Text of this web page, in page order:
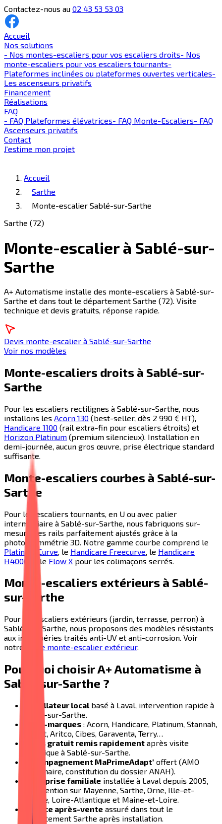
Contactez-nous au 02 43 53 53 03
Accueil
Nos solutions
- Nos montes-escaliers pour vos escaliers droits- Nos
monte-escaliers pour vos escaliers tournants-
Plateformes inclinées ou plateformes ouvertes verticales-
Les ascenseurs privatifs
Financement
Réalisations
FAQ
- FAQ Plateformes élévatrices- FAQ Monte-Escaliers- FAQ
Ascenseurs privatifs
Contact
J'estime mon projet
Accueil
Sarthe
Monte-escalier Sablé-sur-Sarthe
Sarthe (72)
Monte-escalier à Sablé-sur-
Sarthe
A+ Automatisme installe des monte-escaliers à Sablé-sur-
Sarthe et dans tout le département Sarthe (72). Visite
technique et devis gratuits, réponse rapide.
Devis monte-escalier à Sablé-sur-Sarthe
Voir nos modèles
Monte-escaliers droits à Sablé-sur-
Sarthe
Pour les escaliers rectilignes à Sablé-sur-Sarthe , nous
installons les Acorn 130 (best-seller, dès 2 990 € HT),
Handicare 1100 (rail extra-fin pour escaliers étroits) et
Horizon Platinum (premium silencieux). Installation en
demi-journée, aucun gros œuvre, prise électrique standard
suffisante.
Monte-escaliers courbes à Sablé-sur-
Sarthe
Pour les escaliers tournants, en U ou avec palier
intermédiaire à Sablé-sur-Sarthe , nous fabriquons sur-
mesure des rails parfaitement ajustés grâce à la
photogrammétrie 3D. Notre gamme courbe comprend le
Platinum Curve , le Handicare Freecurve , le Handicare
H4000
et le Flow X pour les colimaçons serrés.
Monte-escaliers extérieurs à Sablé-
sur-Sarthe
Pour les escaliers extérieurs (jardin, terrasse, perron) à
Sablé-sur-Sarthe, nous proposons des modèles résistants
aux intempéries traités anti-UV et anti-corrosion. Voir
notre
guide monte-escalier extérieur.
Pourquoi choisir A+ Automatisme à
Sablé-sur-Sarthe ?
Installateur localbasé à Laval, intervention rapide à
Sablé-sur-Sarthe.
Multi-marques : Acorn, Handicare, Platinum, Stannah,
Otolift, Aritco, Cibes, Garaventa, Terry…
Devis gratuit remis rapidement après visite
technique à Sablé-sur-Sarthe.
Accompagnement MaPrimeAdapt' offert (AMO
partenaire, constitution du dossier ANAH).
Entreprise familiale installée à Laval depuis 2005,
intervention sur Mayenne, Sarthe, Orne, Ille-et-
Vilaine, Loire-Atlantique et Maine-et-Loire.
Service après-vente assuré dans tout le
département Sarthe après installation.